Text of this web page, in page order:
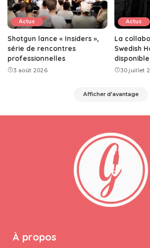
Actus
Shotgun lance « Insiders »,
série de rencontres
professionnelles
3 août 2026
Actus
La
Swedish
disponible
30 juillet
Afficher d'avantage
À propos